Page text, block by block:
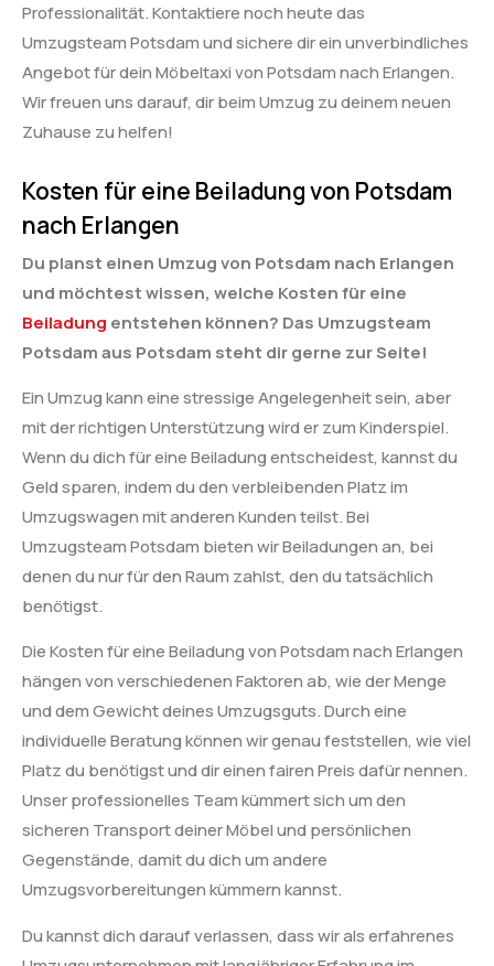
Professionalität. Kontaktiere noch heute das
Umzugsteam Potsdam und sichere dir ein unverbindliches
Angebot für dein Möbeltaxi von Potsdam nach Erlangen.
Wir freuen uns darauf, dir beim Umzug zu deinem neuen
Zuhause zu helfen!
Kosten für eine Beiladung von Potsdam
nach Erlangen
Du planst einen Umzug von Potsdam nach Erlangen
und möchtest wissen, welche Kosten für eine
Beiladung entstehen können? Das Umzugsteam
Potsdam aus Potsdam steht dir gerne zur Seite!
Ein Umzug kann eine stressige Angelegenheit sein, aber
mit der richtigen Unterstützung wird er zum Kinderspiel.
Wenn du dich für eine Beiladung entscheidest, kannst du
Geld sparen, indem du den verbleibenden Platz im
Umzugswagen mit anderen Kunden teilst. Bei
Umzugsteam Potsdam bieten wir Beiladungen an, bei
denen du nur für den Raum zahlst, den du tatsächlich
benötigst.
Die Kosten für eine Beiladung von Potsdam nach Erlangen
hängen von verschiedenen Faktoren ab, wie der Menge
und dem Gewicht deines Umzugsguts. Durch eine
individuelle Beratung können wir genau feststellen, wie viel
Platz du benötigst und dir einen fairen Preis dafür nennen.
Unser professionelles Team kümmert sich um den
sicheren Transport deiner Möbel und persönlichen
Gegenstände, damit du dich um andere
Umzugsvorbereitungen kümmern kannst.
Du kannst dich darauf verlassen, dass wir als erfahrenes